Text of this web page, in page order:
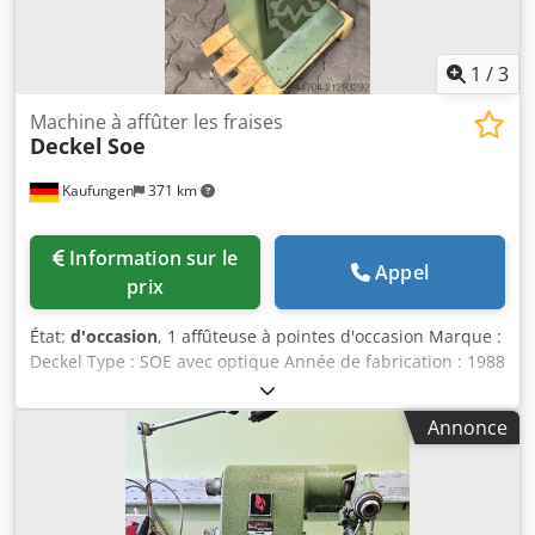
consommateurs privés, seul le retrait est possible.
1 /3
Kaufungen 371 km
Machine à affûter les fraises
Deckel Soe
prix
Appel
État: d'occasion, 1 affûteuse à pointes d'occasion Marque :
Deckel Type : SOE avec optique Année de fabrication : 1988
Données techniques : Vitesse du moteur d'entraînement :
2800 tr/min Vitesse de la broche de meulage : 4500 tr/min
Puissance moteur : 0,55 kW / 380 Volts Poids env. 200 kg
Accessoires et équipements : Pinces de serrage Optique
Bâti/support de machine Outils Dedpfxsyl Iipe Aqiswa
Annonce